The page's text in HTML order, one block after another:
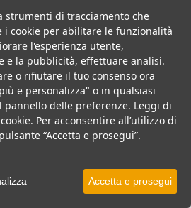
> Ascea Marina
animazione e ottima ristorazione.
VEDI SU MAPPA
INFO STRUTTURA
strumenti di tracciamento che
i cookie per abilitare le funzionalità
l'esperienza utente,
e la pubblicità, effettuare analisi.
o rifiutare il tuo consenso ora
e personalizza" o in qualsiasi
pannello delle preferenze. Leggi di
Per acconsentire all’utilizzo di
“Accetta e prosegui”.
Accetta e prosegui